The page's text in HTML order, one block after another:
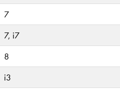
7
7, i7
8
i3